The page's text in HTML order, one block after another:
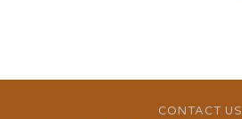
CONTACT US